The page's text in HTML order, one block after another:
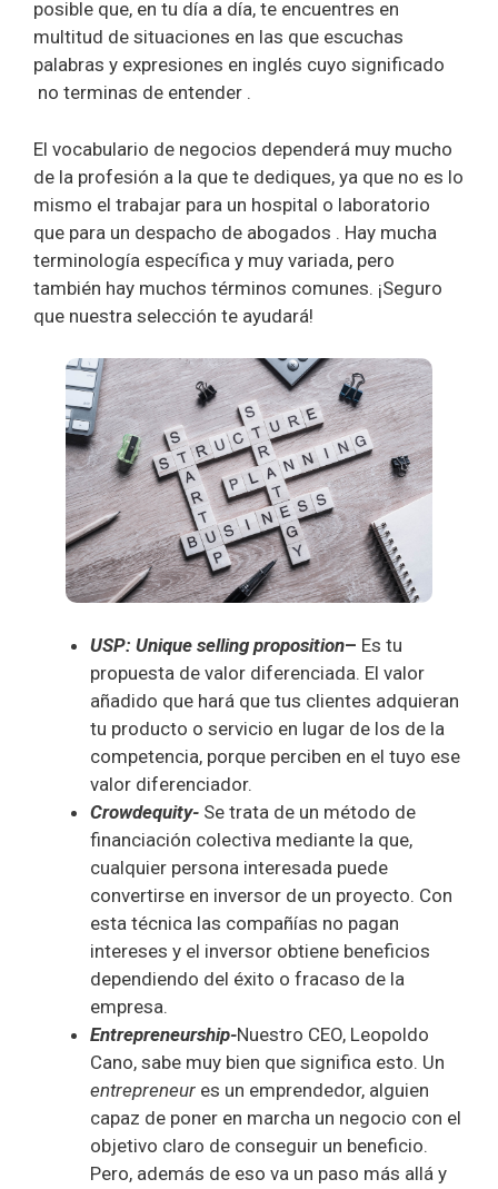
posible que, en tu día a día, te encuentres en
multitud de situaciones en las que escuchas
palabras y expresiones en inglés cuyo significado
no terminas de entender .
El vocabulario de negocios dependerá muy mucho
de la profesión a la que te dediques, ya que no es lo
mismo el trabajar para un hospital o laboratorio
que para un despacho de abogados . Hay mucha
terminología específica y muy variada, pero
también hay muchos términos comunes. ¡Seguro
que nuestra selección te ayudará!
USP: Unique selling proposition– Es tu
propuesta de valor diferenciada. El valor
añadido que hará que tus clientes adquieran
tu producto o servicio en lugar de los de la
competencia, porque perciben en el tuyo ese
valor diferenciador.
Crowdequity- Se trata de un método de
financiación colectiva mediante la que,
cualquier persona interesada puede
convertirse en inversor de un proyecto. Con
esta técnica las compañías no pagan
intereses y el inversor obtiene beneficios
dependiendo del éxito o fracaso de la
empresa.
Entrepreneurship-Nuestro CEO, Leopoldo
Cano, sabe muy bien que significa esto. Un
entrepreneur es un emprendedor, alguien
capaz de poner en marcha un negocio con el
objetivo claro de conseguir un beneficio.
Pero, además de eso va un paso más allá y